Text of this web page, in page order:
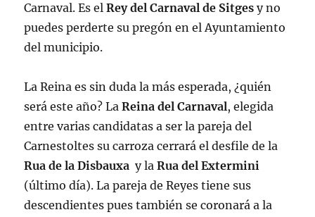
Carnaval. Es elRey del Carnaval de Sitgesy no
puedes perderte su pregón en el Ayuntamiento
del municipio.
La Reina es sin duda la más esperada, ¿quién
será este año? LaReina del Carnaval, elegida
entre varias candidatas a ser la pareja del
Carnestoltes su carroza cerrará el desfile de la
Rua de la Disbauxa y la Rua del Extermini
(último día). La pareja de Reyes tiene sus
descendientes pues también se coronará a la